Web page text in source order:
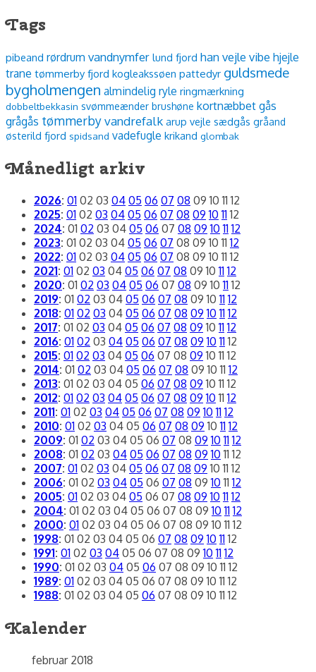
Tags
pibeand rørdrum vandnymfer lund fjord han vejle vibe hjejle
trane tømmerby fjord kogleakssøen pattedyr guldsmede
bygholmengen almindelig ryle ringmærkning
dobbeltbekkasin svømmeænder brushøne kortnæbbet gås
grågås tømmerbyvandrefalk arup vejle sædgås gråand
østerild fjord spidsand vadefugle krikand glombak
Månedligt arkiv
2026: 01 02 03 04 05 06 07 08 09 10 11 12
2025: 01 02 03 04 05 06 07 08 09 10 11 12
2024: 01 02 03 04 05 06 07 08 09 10 11 12
2023: 01 02 03 04 05 06 07 08 09 10 11 12
2022: 01 02 03 04 05 06 07 08 09 10 11 12
2021: 01 02 03 04 05 06 07 08 09 10 11 12
2020: 01 02 03 04 05 06 07 08 09 10 11 12
2019: 01 02 03 04 05 06 07 08 09 10 11 12
2018: 01 02 03 04 05 06 07 08 09 10 11 12
2017: 01 02 03 04 05 06 07 08 09 10 11 12
2016: 01 02 03 04 05 06 07 08 09 10 11 12
2015: 01 02 03 04 05 06 07 08 09 10 11 12
2014: 01 02 03 04 05 06 07 08 09 10 11 12
2013: 01 02 03 04 05 06 07 08 09 10 11 12
2012: 01 02 03 04 05 06 07 08 09 10 11 12
2011: 01 02 03 04 05 06 07 08 09 10 11 12
2010: 01 02 03 04 05 06 07 08 09 10 11 12
2009: 01 02 03 04 05 06 07 08 09 10 11 12
2008: 01 02 03 04 05 06 07 08 09 10 11 12
2007: 01 02 03 04 05 06 07 08 09 10 11 12
2006: 01 02 03 04 05 06 07 08 09 10 11 12
2005: 01 02 03 04 05 06 07 08 09 10 11 12
2004: 01 02 03 04 05 06 07 08 09 10 11 12
2000: 01 02 03 04 05 06 07 08 09 10 11 12
1998: 01 02 03 04 05 06 07 08 09 10 11 12
1991: 01 02 03 04 05 06 07 08 09 10 11 12
1990: 01 02 03 04 05 06 07 08 09 10 11 12
1989: 01 02 03 04 05 06 07 08 09 10 11 12
1988: 01 02 03 04 05 06 07 08 09 10 11 12
Kalender
februar 2018